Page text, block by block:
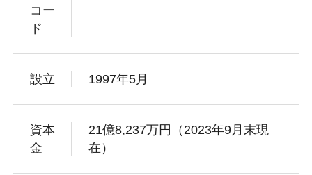
コー
ド
設立 1997年5月
資本
金
21億8,237万円（2023年9月末現
在）